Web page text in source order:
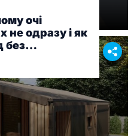
очі
не одразу і як
без